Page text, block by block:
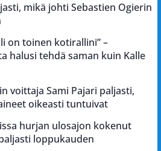
mikä johti Sebastien Ogierin
on toinen kotirallini” –
halusi tehdä saman kuin Kalle
voittaja Sami Pajari paljasti,
oikeasti tuntuivat
hurjan ulosajon kokenut
loppukauden